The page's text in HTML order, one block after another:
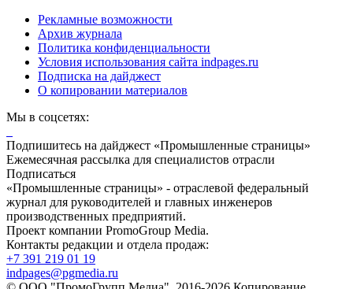
Рекламные возможности
Архив журнала
Политика конфиденциальности
Условия использования сайта indpages.ru
Подписка на дайджест
О копировании материалов
Мы в соцсетях:
Подпишитесь на дайджест «Промышленные страницы»
Ежемесячная рассылка для специалистов отрасли
Подписаться
«Промышленные страницы» - отраслевой федеральный
журнал для руководителей и главных инженеров
производственных предприятий.
Проект компании PromoGroup Media.
Контакты редакции и отдела продаж:
+7 391 219 01 19
indpages@pgmedia.ru